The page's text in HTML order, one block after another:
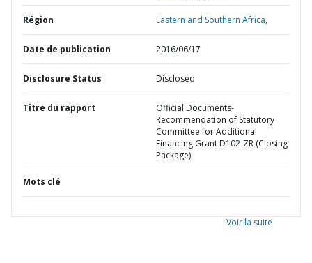
Région Eastern and Southern Africa,
Date de publication 2016/06/17
Disclosure Status Disclosed
Titre du rapport
Official Documents-
Recommendation of Statutory
Committee for Additional
Financing Grant D102-ZR (Closing
Package)
Mots clé
Voir la suite